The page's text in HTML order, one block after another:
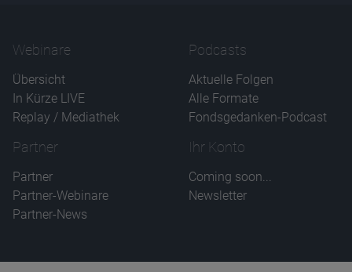
Webinare
Übersicht
In Kürze LIVE
Replay / Mediathek
Podcasts
Aktuelle Folgen
Alle Formate
Fondsgedanken-Podcast
Partner
Partner
Partner-Webinare
Partner-News
Ihr Konto
Coming soon...
Newsletter